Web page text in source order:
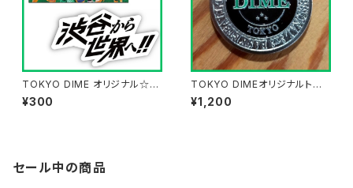
TOKYO DIME オリジナル☆応
援ステッカー☆
¥300
TOKYO DIMEオリジナルトス
コイン
¥1,200
セール中の商品